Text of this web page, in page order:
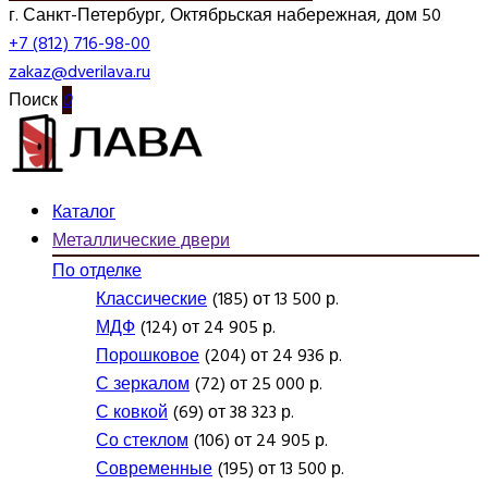
г. Санкт-Петербург, Октябрьская набережная, дом 50
+7 (812) 716-98-00
zakaz@dverilava.ru
Поиск0
Каталог
Металлические двери
По отделке
Классические(185) от 13 500 р.
МДФ(124) от 24 905 р.
Порошковое(204) от 24 936 р.
С зеркалом(72) от 25 000 р.
С ковкой(69) от 38 323 р.
Со стеклом(106) от 24 905 р.
Современные(195) от 13 500 р.